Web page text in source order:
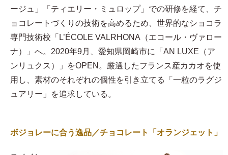
ージュ」「ティエリー・ミュロップ」での研修を経て、チ
ョコレートづくりの技術を高めるため、世界的なショコラ
専門技術校「L’ÉCOLE VALRHONA（エコール・ヴァロー
ナ）」へ。2020年9月、愛知県岡崎市に「AN LUXE（ア
ンリュクス）」をOPEN。厳選したフランス産カカオを使
用し、素材のそれぞれの個性を引き立てる「一粒のラグジ
ュアリー」を追求している。
ボジョレーに合う逸品／チョコレート「オランジェット」